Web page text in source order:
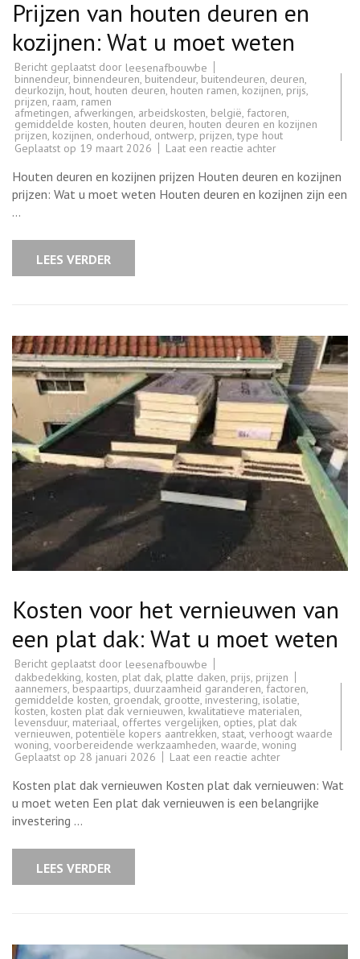
Prijzen van houten deuren en
kozijnen: Wat u moet weten
Bericht geplaatst door leesenafbouwbe
binnendeur, binnendeuren, buitendeur, buitendeuren, deuren,
deurkozijn, hout, houten deuren, houten ramen, kozijnen, prijs,
prijzen, raam, ramen
afmetingen, afwerkingen, arbeidskosten, belgië, factoren,
gemiddelde kosten, houten deuren, houten deuren en kozijnen
prijzen, kozijnen, onderhoud, ontwerp, prijzen,type hout
Geplaatst op 19 maart 2026 Laat een reactie achterop
houten
deuren
en
Houten deuren en kozijnen prijzen Houten deuren en kozijnen
prijzen: Wat u moet weten Houten deuren en kozijnen zijn een
…
LEES VERDER
Kosten voor het vernieuwen van
een plat dak: Wat u moet weten
Bericht geplaatst door leesenafbouwbe
dakbedekking, kosten, plat dak, platte daken, prijs, prijzen
aannemers, bespaartips, duurzaamheid garanderen, factoren,
gemiddelde kosten, groendak, grootte, investering, isolatie,
kosten, kosten plat dak vernieuwen, kwalitatieve materialen,
levensduur, materiaal, offertes vergelijken, opties, plat dak
vernieuwen, potentiële kopers aantrekken, staat, verhoogt waarde
woning, voorbereidende werkzaamheden, waarde, woning
Geplaatst op 28 januari 2026 Laat een reactie achterop
het
vernieuwen
van
Kosten plat dak vernieuwen Kosten plat dak vernieuwen: Wat
u moet weten Een plat dak vernieuwen is een belangrijke
investering …
LEES VERDER